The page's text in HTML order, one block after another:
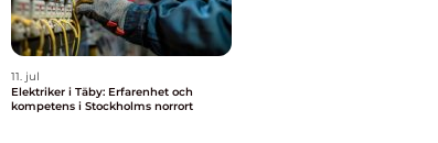
11. jul
Elektriker i Täby: Erfarenhet och
kompetens i Stockholms norrort